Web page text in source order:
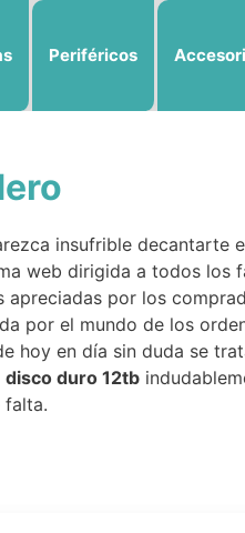
Periféricos
insufrible decantarte
web dirigida a todos los
por los
por el mundo de los
hoy en día sin duda se
disco duro 12tb
falta.